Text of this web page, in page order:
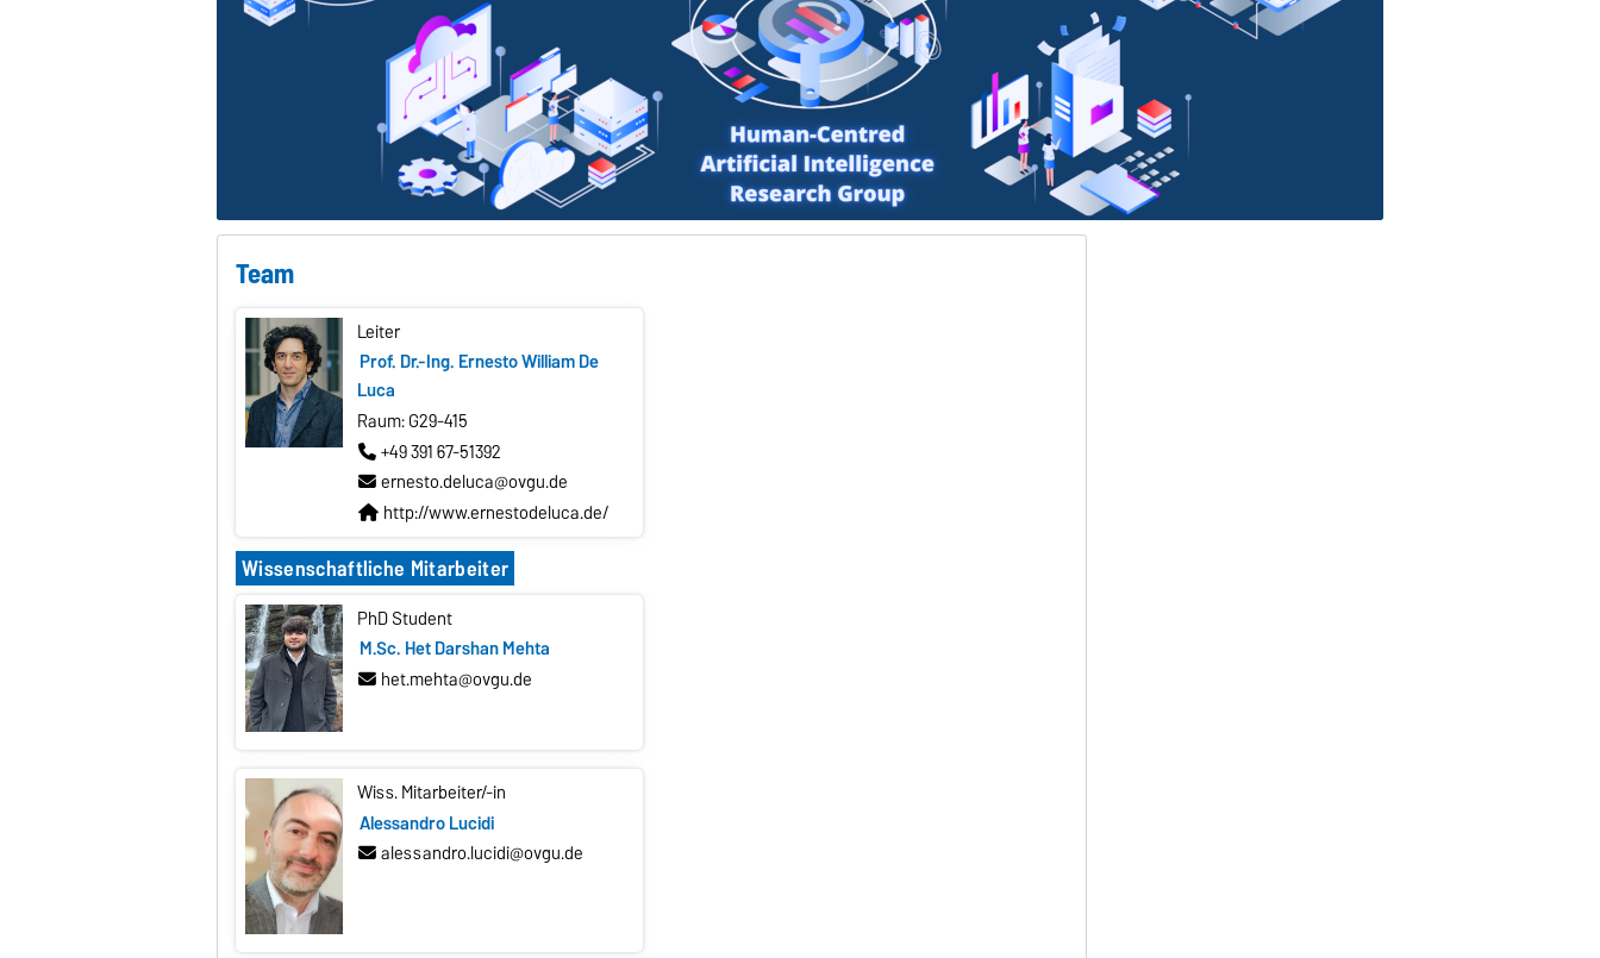
Team
Leiter
Prof. Dr.-Ing. Ernesto William De
Luca
Raum: G29-415
+49 391 67-51392
ernesto.deluca@ovgu.de
http://www.ernestodeluca.de/
Wissenschaftliche Mitarbeiter
PhD Student
M.Sc. Het Darshan Mehta
het.mehta@ovgu.de
Wiss. Mitarbeiter/-in
Alessandro Lucidi
alessandro.lucidi@ovgu.de